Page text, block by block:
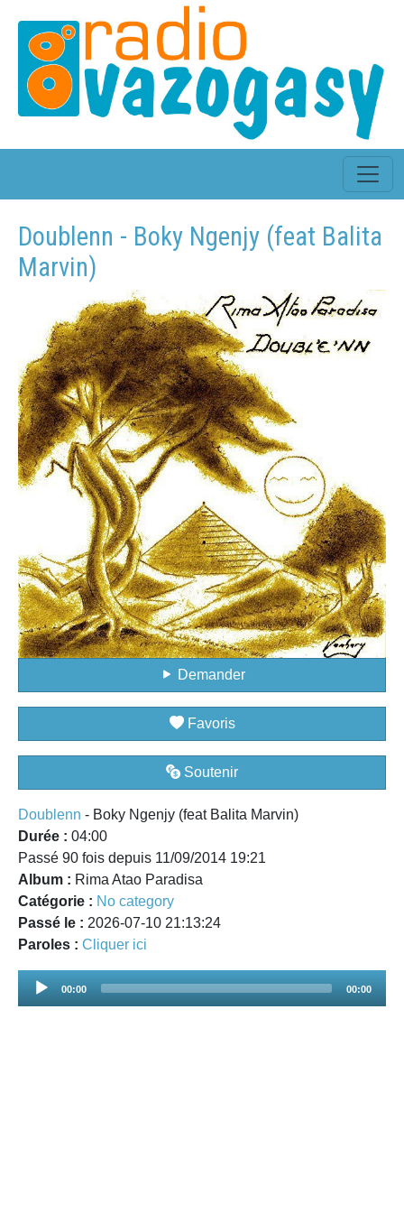
Doublenn - Boky Ngenjy (feat Balita
Marvin)
Demander
Favoris
Soutenir
Doublenn - Boky Ngenjy (feat Balita Marvin)
Durée : 04:00
Passé 90 fois depuis 11/09/2014 19:21
Album : Rima Atao Paradisa
Catégorie : No category
Passé le : 2026-07-10 21:13:24
Paroles : Cliquer ici
Audio
00:00 00:00